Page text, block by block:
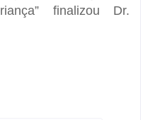
finalizou Dr.